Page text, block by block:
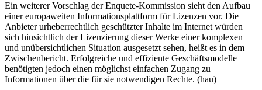
Ein weiterer Vorschlag derEnquete-Kommission sieht den Aufbau
einer europaweiten Informationsplattform für Lizenzen vor. Die
Anbieter urheberrechtlich geschützter Inhalte im Internet würden
sich hinsichtlich der Lizenzierung dieser Werke einer komplexen
und unübersichtlichen Situation ausgesetzt sehen, heißt es in dem
Zwischenbericht. Erfolgreiche und effiziente Geschäftsmodelle
benötigten jedoch einen möglichst einfachen Zugang zu
Informationen über die für sie notwendigen Rechte. (hau)